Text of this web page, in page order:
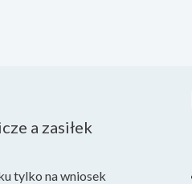
a zasiłek
tylko na wniosek